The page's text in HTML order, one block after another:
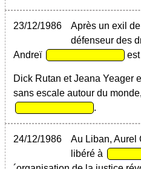
23/12/1986
Après un exil
défenseur des
Andreï
Dick Rutan et Jeana Yeager
sans escale autour du
.
24/12/1986
Au Liban, Aurel
libéré à